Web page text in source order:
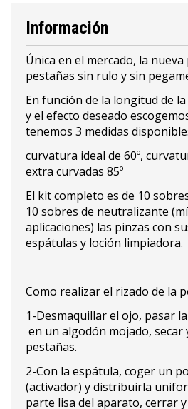
Información
Única en el mercado, la
pestañas sin rulo y sin
En función de la longitud de
y el efecto deseado
tenemos 3 medidas
curvatura ideal de 60º,
extra curvadas 85º
El kit completo es de 10
10 sobres de neutralizante
aplicaciones) las pinzas con
espátulas y loción limpiadora.
Como realizar el rizado de la
1-Desmaquillar el ojo, pasar
en un algodón mojado, secar
pestañas.
2-Con la espátula, coger un
(activador) y distribuirla
parte lisa del aparato, cerrar